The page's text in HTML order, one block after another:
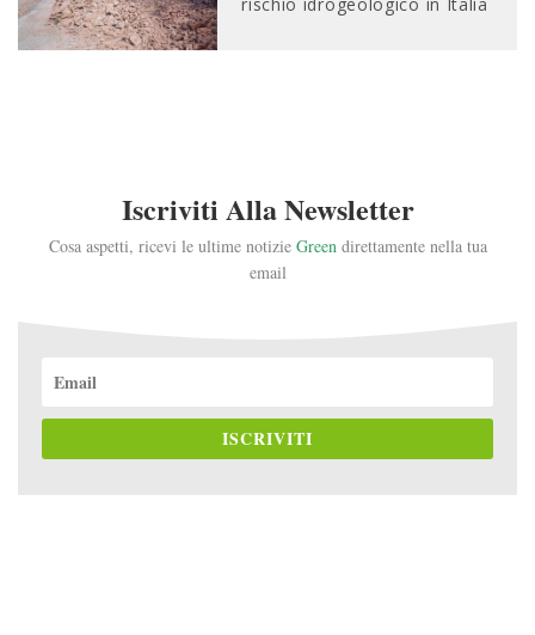
Iscriviti Alla Newsletter
Cosa aspetti, ricevi le ultime notizie Greendirettamente nella tua
email
ISCRIVITI